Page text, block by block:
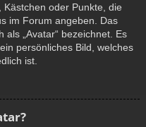
oder Punkte, die
im Forum angeben. Das
„Avatar“ bezeichnet. Es
persönliches Bild, welches
ist.